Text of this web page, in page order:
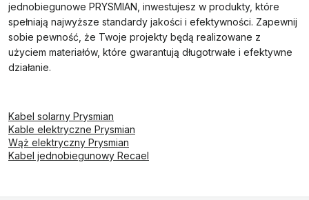
jednobiegunowe PRYSMIAN, inwestujesz w produkty, które
spełniają najwyższe standardy jakości i efektywności. Zapewnij
sobie pewność, że Twoje projekty będą realizowane z
użyciem materiałów, które gwarantują długotrwałe i efektywne
działanie.
Kabel solarny Prysmian
Kable elektryczne Prysmian
Wąż elektryczny Prysmian
Kabel jednobiegunowy Recael